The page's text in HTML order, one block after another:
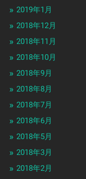
2019年1月
2018年12月
2018年11月
2018年10月
2018年9月
2018年8月
2018年7月
2018年6月
2018年5月
2018年3月
2018年2月